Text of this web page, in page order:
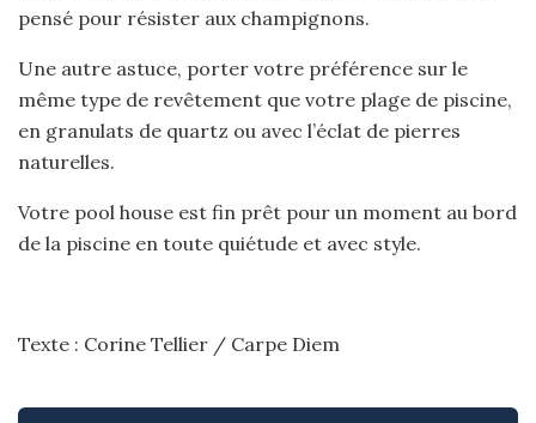
pensé pour résister aux champignons.
Une autre astuce, porter votre préférence sur le
même type de revêtement que votre plage de piscine,
en granulats de quartz ou avec l’éclat de pierres
naturelles.
Votre pool house est fin prêt pour un moment au bord
de la piscine en toute quiétude et avec style.
Texte : Corine Tellier / Carpe Diem